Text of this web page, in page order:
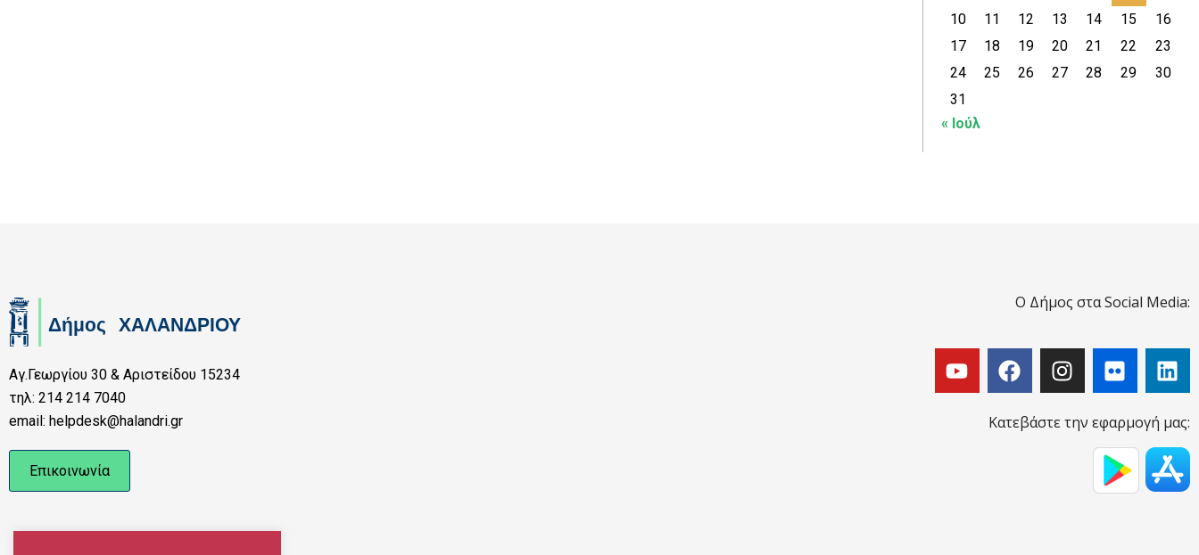
10
11 12 13 14 15
16
17
18 19 20 21 22
23
24
25 26 27 28 29
30
31
« Ιούλ
Αγ.Γεωργίου 30 & Αριστείδου 15234
τηλ: 214 214 7040
email: helpdesk@halandri.gr
Επικοινωνία
Ο Δήμος στα Social Media:
Κατεβάστε την εφαρμογή μας: